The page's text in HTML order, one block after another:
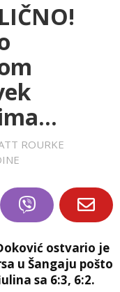
ROURKE
ostvario je
u Šangaju pošto
sa 6:3, 6:2.